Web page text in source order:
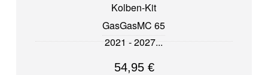
Kolben-Kit
GasGasMC 65
2021 - 2027
54,95 €